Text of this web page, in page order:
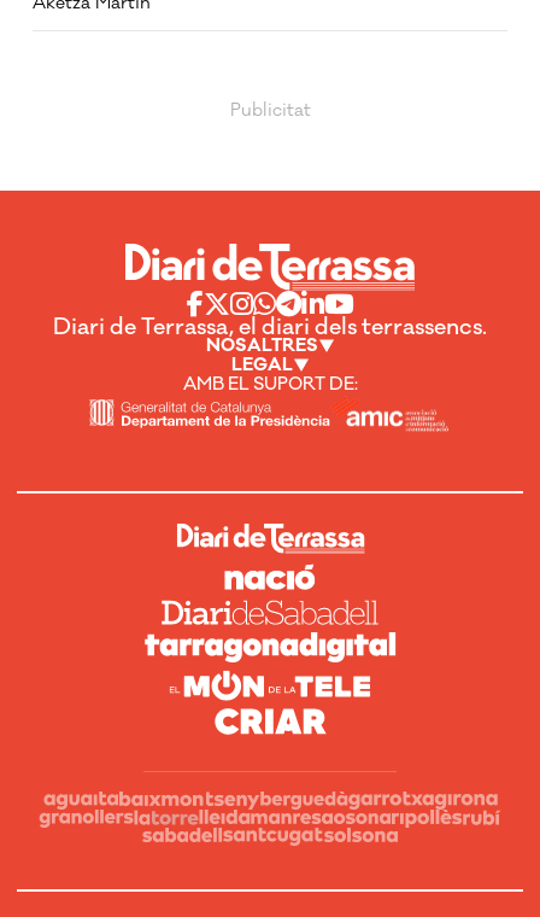
Diari de Terrassa, el diari dels terrassencs.
NOSALTRES
LEGAL
AMB EL SUPORT DE: